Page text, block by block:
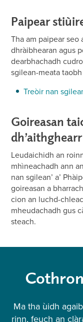
Paipear
Tha am paipear seo
dhràibhearan agus
dearbhachadh
sgilean-meata
Treòir nan
Goireasan
dh’aithghearr
Leudaichidh an
mhìneachadh ann
nan sgilean’ a’
goireasan a
cion an luchd-
mheudachadh gus
steach.
Ma tha ùidh
rinn, feuch an